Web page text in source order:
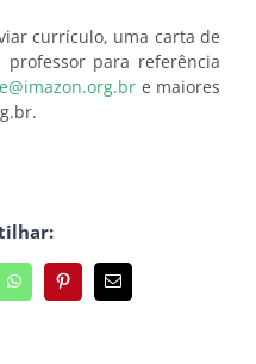
currículo, uma carta de
para referência
e maiores
WhatsAppPinterest
E-
mail